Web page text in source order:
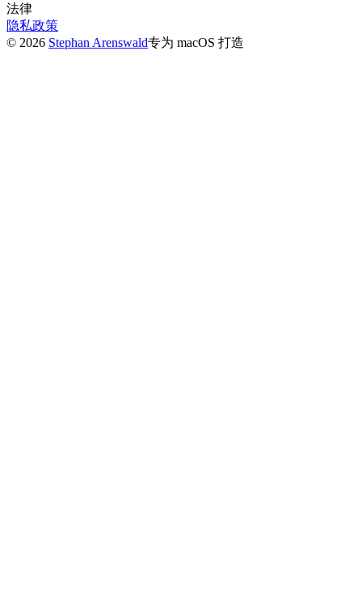
法律
隐私政策
© 2026 Stephan Arenswald专为 macOS 打造